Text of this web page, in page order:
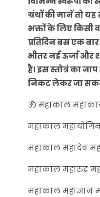
ग्रंथों की मानें तो
भक्तों के लिए किसी
प्रतिदिन बस एक
भीतर नई ऊर्जा और
है। इस स्तोत्रं का
निकट लेकर जा
ॐ महाकाल
महाकाल
महाकाल महादेव
महाकाल महारुद्र
महाकाल महाज्ञान